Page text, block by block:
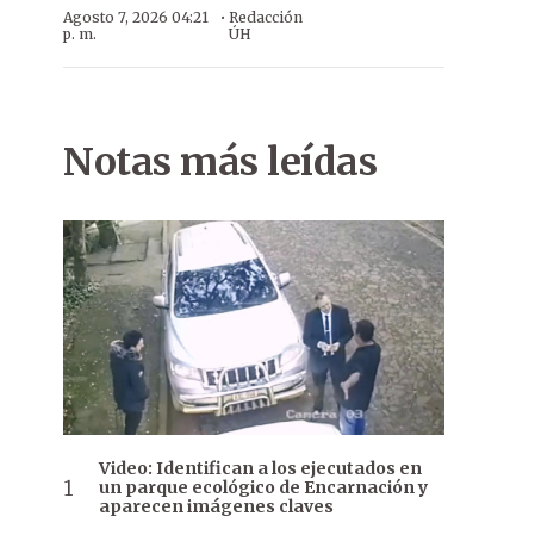
Agosto 7, 2026 04:21
p. m.
·Redacción
ÚH
Notas más leídas
Video: Identifican a los ejecutados en
un parque ecológico de Encarnación y
aparecen imágenes claves